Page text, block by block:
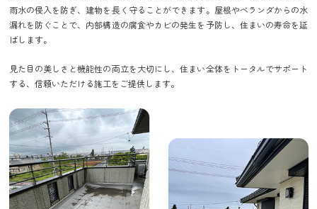
雨水の侵入を防ぎ、建物を長く守ることができます。屋根やベランダからの水
漏れを防ぐことで、内部構造の腐食やカビの発生を予防し、住まいの寿命を延
ばします。
見た目の美しさと機能性の両立を大切にし、住まい全体をトータルでサポート
する、信頼いただける施工をご提供します。